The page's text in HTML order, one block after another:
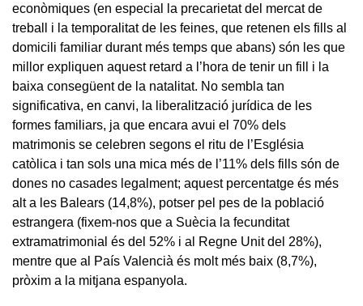
econòmiques (en especial la precarietat del mercat de
treball i la temporalitat de les feines, que retenen els fills al
domicili familiar durant més temps que abans) són les que
millor expliquen aquest retard a l’hora de tenir un fill i la
baixa consegüent de la natalitat. No sembla tan
significativa, en canvi, la liberalització jurídica de les
formes familiars, ja que encara avui el 70% dels
matrimonis se celebren segons el ritu de l’Església
catòlica i tan sols una mica més de l’11% dels fills són de
dones no casades legalment; aquest percentatge és més
alt a les Balears (14,8%), potser pel pes de la població
estrangera (fixem-nos que a Suècia la fecunditat
extramatrimonial és del 52% i al Regne Unit del 28%),
mentre que al País Valencià és molt més baix (8,7%),
pròxim a la mitjana espanyola.